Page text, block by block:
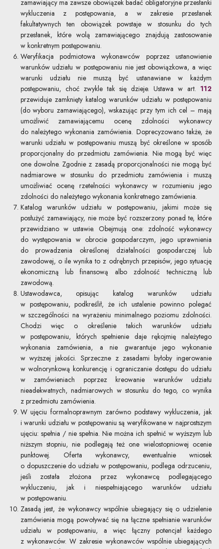
zamawiający ma zawsze obowiązek badać obligatoryjne przesłanki
wykluczenia z postępowania, a w zakresie przesłanek
fakultatywnych ten obowiązek powstaje w stosunku do tych
przesłanek, które wolą zamawiającego znajdują zastosowanie
w konkretnym postępowaniu.
Weryfikacja podmiotowa wykonawców poprzez ustanowienie
warunków udziału w postępowaniu nie jest obowiązkowa, a więc
warunki udziału nie muszą być ustanawiane w każdym
postępowaniu, choć zwykle tak się dzieje. Ustawa w art. 112
przewiduje zamknięty katalog warunków udziału w postępowaniu
(do wyboru zamawiającego), wskazując przy tym ich cel – mają
umożliwić zamawiającemu ocenę zdolności wykonawcy
do należytego wykonania zamówienia. Doprecyzowano także, że
warunki udziału w postępowaniu muszą być określone w sposób
proporcjonalny do przedmiotu zamówienia. Nie mogą być więc
one dowolne. Zgodnie z zasadą proporcjonalności nie mogą być
nadmiarowe w stosunku do przedmiotu zamówienia i muszą
umożliwiać ocenę rzetelności wykonawcy w rozumieniu jego
zdolności do należytego wykonania konkretnego zamówienia.
Katalog warunków udziału w postępowaniu, jakimi może się
posłużyć zamawiający, nie może być rozszerzony ponad te, które
przewidziano w ustawie. Obejmują one: zdolność wykonawcy
do występowania w obrocie gospodarczym, jego uprawnienia
do prowadzenia określonej działalności gospodarczej lub
zawodowej, o ile wynika to z odrębnych przepisów, jego sytuację
ekonomiczną lub finansową albo zdolność techniczną lub
zawodową.
Ustawodawca, opisując katalog warunków udziału
w postępowaniu, podkreślił, że ich ustalenie powinno polegać
w szczególności na wyrażeniu minimalnego poziomu zdolności.
Chodzi więc o określenie takich warunków udziału
w postępowaniu, których spełnienie daje rękojmię należytego
wykonania zamówienia, a nie gwarantuje jego wykonanie
w wyższej jakości. Sprzeczne z zasadami byłoby ingerowanie
w wolnorynkową konkurencję i ograniczanie dostępu do udziału
w zamówieniach poprzez kreowanie warunków udziału
nieadekwatnych, nadmiarowych w stosunku do tego, co wynika
z przedmiotu zamówienia.
W ujęciu formalnoprawnym zarówno podstawy wykluczenia, jak
i warunki udziału w postępowaniu są weryfikowane w najprostszym
ujęciu: spełnia / nie spełnia. Nie można ich spełnić w wyższym lub
niższym stopniu, nie podlegają też one wielostopniowej ocenie
punktowej. Oferta wykonawcy, ewentualnie wniosek
o dopuszczenie do udziału w postępowaniu, podlega odrzuceniu,
jeśli została złożona przez wykonawcę podlegającego
wykluczeniu, jak i niespełniającego warunków udziału
w postępowaniu.
Zasadą jest, że wykonawcy wspólnie ubiegający się o udzielenie
zamówienia mogą powoływać się na łączne spełnianie warunków
udziału w postępowaniu, a więc łączny potencjał każdego
z wykonawców. W zakresie wykonawców wspólnie ubiegających